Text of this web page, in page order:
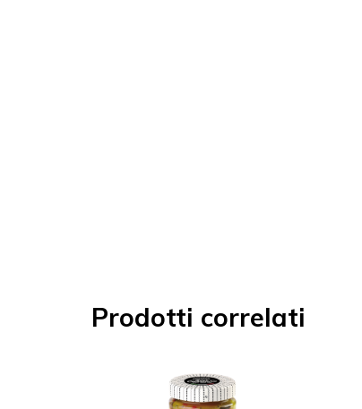
Prodotti correlati